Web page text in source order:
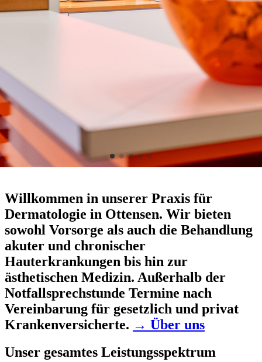
Willkommen in unserer Praxis für
Dermatologie in Ottensen. Wir bieten
sowohl Vorsorge als auch die Behandlung
akuter und chronischer
Hauterkrankungen bis hin zur
ästhetischen Medizin. Außerhalb der
Notfallsprechstunde Termine nach
Vereinbarung für gesetzlich und privat
Krankenversicherte. → Über uns
Unser gesamtes Leistungsspektrum